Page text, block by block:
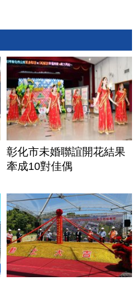
彰化市未婚聯誼開花結果
牽成10對佳偶